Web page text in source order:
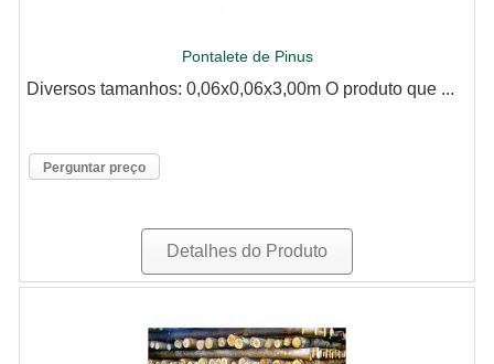
Pontalete de Pinus
Diversos tamanhos: 0,06x0,06x3,00m O produto que ...
Perguntar preço
Detalhes do Produto